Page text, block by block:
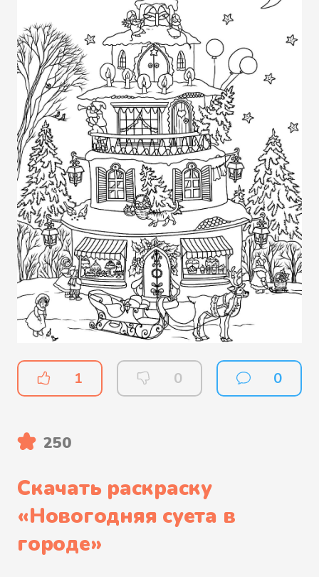
1 0 0
250
Скачать раскраску
«Новогодняя суета в
городе»